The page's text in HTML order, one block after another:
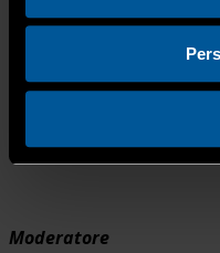
Interventi
Giovanni Finotto
e Impianti,
Confartigianato c/
Controlli del Corpo
Moderatore